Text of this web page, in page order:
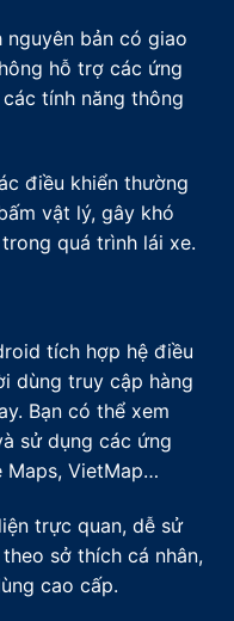
nguyên bản có giao
hỗ trợ các ứng
tính năng thông
điều khiển thường
vật lý, gây khó
quá trình lái xe.
tích hợp hệ điều
dùng truy cập hàng
Bạn có thể xem
sử dụng các ứng
Maps, VietMap…
trực quan, dễ sử
sở thích cá nhân,
cao cấp.